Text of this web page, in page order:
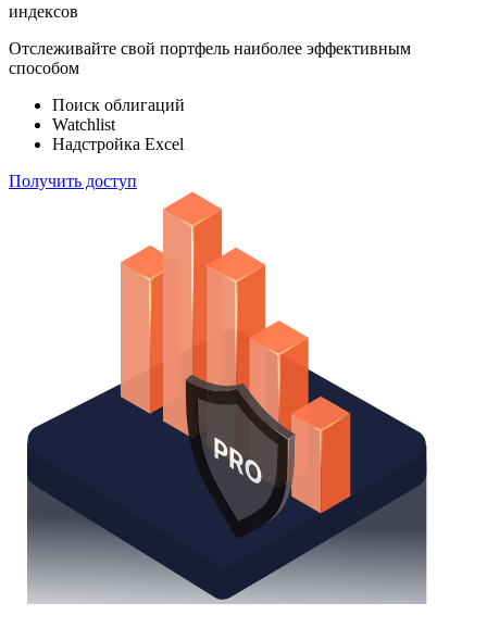
индексов
Отслеживайте свой портфель наиболее эффективным
способом
Поиск облигаций
Watchlist
Надстройка Excel
Получить доступ